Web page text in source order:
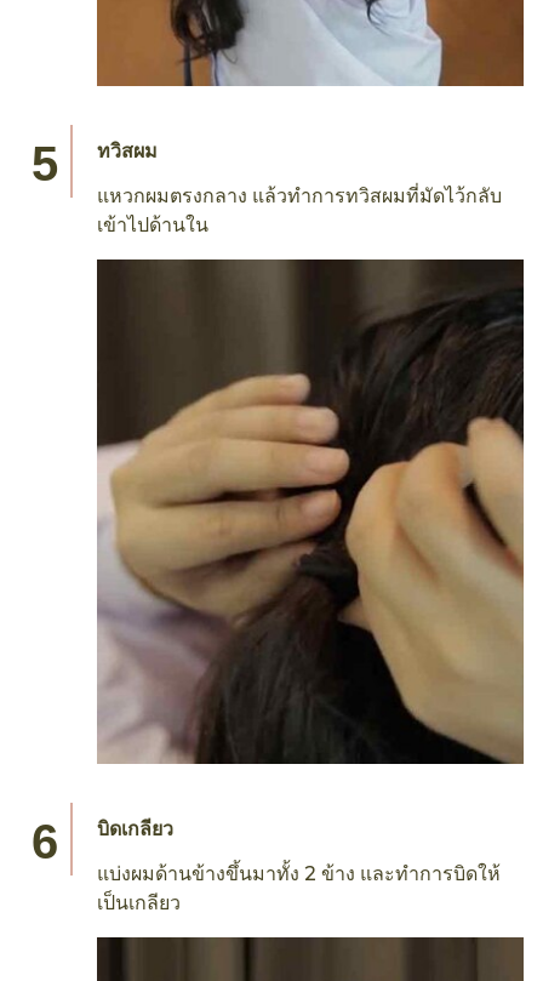
ทวิสผม
แหวกผมตรงกลาง แล้วทำการทวิสผมที่มัดไว้กลับ
เข้าไปด้านใน
บิดเกลียว
แบ่งผมด้านข้างขึ้นมาทั้ง 2 ข้าง และทำการบิดให้
เป็นเกลียว